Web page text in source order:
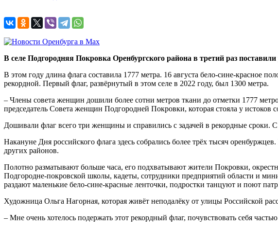
В селе Подгородняя Покровка Оренбургского района в третий раз
В этом году длина флага составила 1777 метра. 16 августа бело-сине-красное
рекордной. Первый флаг, развёрнутый в этом селе в 2022 году, был 1300 метра.
– Члены совета женщин дошили более сотни метров ткани до отметки 1777
председатель Совета женщин Подгородней Покровки, которая стояла у истоков
Дошивали флаг всего три женщины и справились с задачей в рекордные
Накануне Дня российского флага здесь собрались более трёх тысяч
других районов.
Полотно разматывают больше часа, его подхватывают жители Покровки,
Подгородне-покровской школы, кадеты, сотрудники предприятий области и
раздают маленькие бело-сине-красные ленточки, подростки танцуют и поют
Художница Ольга Нагорная, которая живёт неподалёку от улицы Российской
– Мне очень хотелось подержать этот рекордный флаг, почувствовать себя